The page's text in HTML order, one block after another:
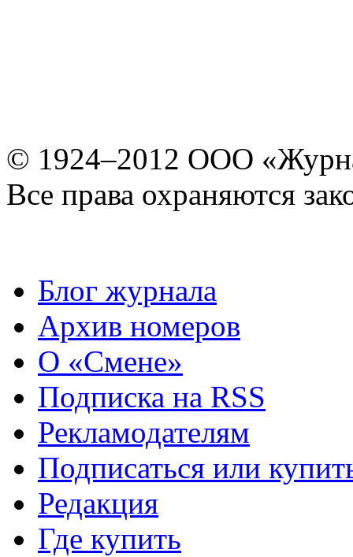
© 1924–2012 ООО
Все права охраняются
Блог журнала
Архив номеров
О «Смене»
Подписка на RSS
Рекламодателям
Подписаться или
Редакция
Где купить